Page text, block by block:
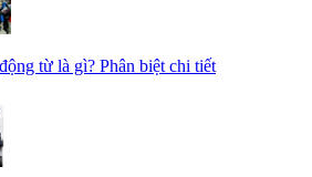
từ là gì? Phân biệt chi tiết